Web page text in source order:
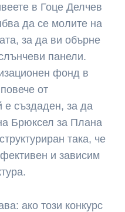
в Гоце Делчев
да се молите на
за да ви обърне
панели.
фонд в
от
е създаден, за да
Брюксел за Плана
така, че
и зависим
ако този конкурс